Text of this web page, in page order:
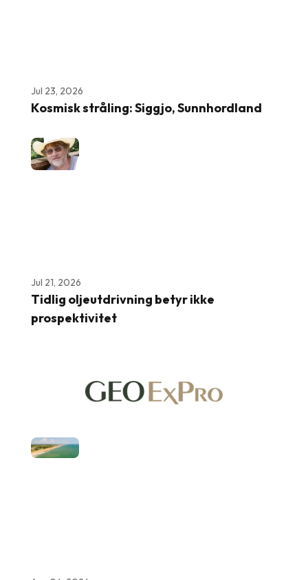
Jul 23, 2026
Kosmisk stråling: Siggjo, Sunnhordland
Jul 21, 2026
Tidlig oljeutdrivning betyr ikke
prospektivitet